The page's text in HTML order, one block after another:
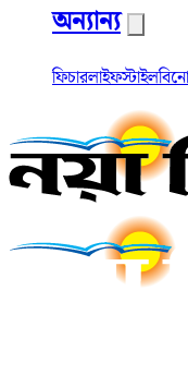
অন্যান্য
ফিচারলাইফস্টাইল